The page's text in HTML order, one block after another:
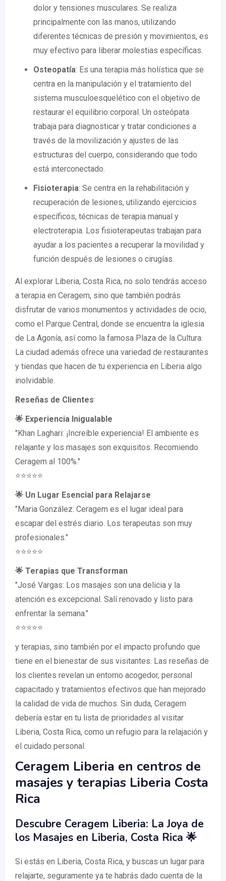
dolor y tensiones musculares. Se realiza
principalmente con las manos, utilizando
diferentes técnicas de presión y movimientos, es
muy efectivo para liberar molestias específicas.
Osteopatía: Es una terapia más holística que se
centra en la manipulación y el tratamiento del
sistema musculoesquelético con el objetivo de
restaurar el equilibrio corporal. Un osteópata
trabaja para diagnosticar y tratar condiciones a
través de la movilización y ajustes de las
estructuras del cuerpo, considerando que todo
está interconectado.
Fisioterapia: Se centra en la rehabilitación y
recuperación de lesiones, utilizando ejercicios
específicos, técnicas de terapia manual y
electroterapia. Los fisioterapeutas trabajan para
ayudar a los pacientes a recuperar la movilidad y
función después de lesiones o cirugías.
Al explorar Liberia, Costa Rica, no solo tendrás acceso
a terapia en Ceragem, sino que también podrás
disfrutar de varios monumentos y actividades de ocio,
como el Parque Central, donde se encuentra la iglesia
de La Agonía, así como la famosa Plaza de la Cultura.
La ciudad además ofrece una variedad de restaurantes
y tiendas que hacen de tu experiencia en Liberia algo
inolvidable.
Reseñas de Clientes:
🌟 Experiencia Inigualable
"Khan Laghari: ¡Increíble experiencia! El ambiente es
relajante y los masajes son exquisitos. Recomiendo
Ceragem al 100%."
⭐⭐⭐⭐⭐
🌟 Un Lugar Esencial para Relajarse
"Maria González: Ceragem es el lugar ideal para
escapar del estrés diario. Los terapeutas son muy
profesionales."
⭐⭐⭐⭐⭐
🌟 Terapias que Transforman
"José Vargas: Los masajes son una delicia y la
atención es excepcional. Salí renovado y listo para
enfrentar la semana."
⭐⭐⭐⭐⭐
y terapias, sino también por el impacto profundo que
tiene en el bienestar de sus visitantes. Las reseñas de
los clientes revelan un entorno acogedor, personal
capacitado y tratamientos efectivos que han mejorado
la calidad de vida de muchos. Sin duda, Ceragem
debería estar en tu lista de prioridades al visitar
Liberia, Costa Rica, como un refugio para la relajación y
el cuidado personal.
Ceragem Liberia en centros de
masajes y terapias Liberia Costa
Rica
Descubre Ceragem Liberia: La Joya de
los Masajes en Liberia, Costa Rica 🌟
Si estás en Liberia, Costa Rica, y buscas un lugar para
relajarte, seguramente ya te habrás dado cuenta de la